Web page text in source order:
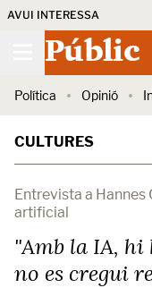
AVUI INTERESSA
Públic
Política Opinió
CULTURES
Entrevista a Hannes
artificial
"Amb la IA, hi
no es cregui